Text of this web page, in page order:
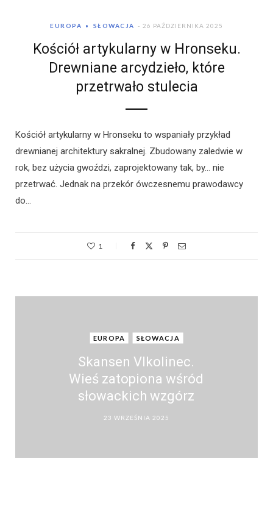
EUROPA SŁOWACJA 26 PAŹDZIERNIKA 2025
Kościół artykularny w Hronseku.
Drewniane arcydzieło, które
przetrwało stulecia
Kościół artykularny w Hronseku to wspaniały przykład
drewnianej architektury sakralnej. Zbudowany zaledwie w
rok, bez użycia gwoździ, zaprojektowany tak, by… nie
przetrwać. Jednak na przekór ówczesnemu prawodawcy
do…
1
EUROPA SŁOWACJA
Skansen Vlkolinec.
Wieś zatopiona wśród
słowackich wzgórz
23 WRZEŚNIA 2025